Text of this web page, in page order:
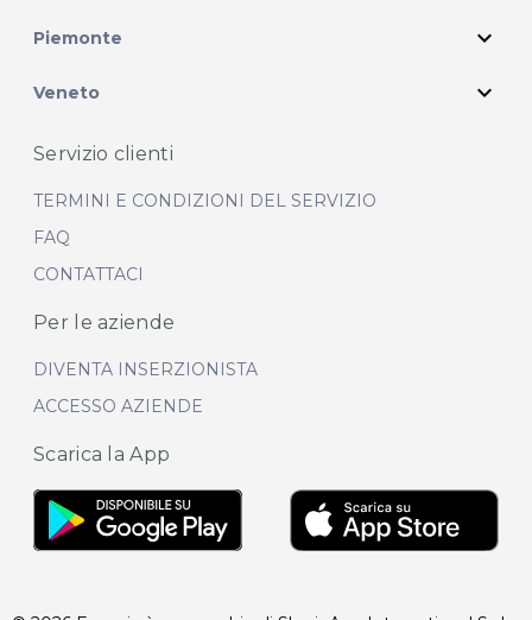
Piemonte expand_more
Veneto expand_more
Servizio clienti
TERMINI E CONDIZIONI DEL SERVIZIO
FAQ
CONTATTACI
Per le aziende
DIVENTA INSERZIONISTA
ACCESSO AZIENDE
Scarica la App